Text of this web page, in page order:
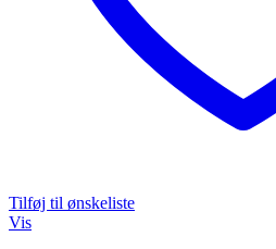
Tilføj til ønskeliste
Vis